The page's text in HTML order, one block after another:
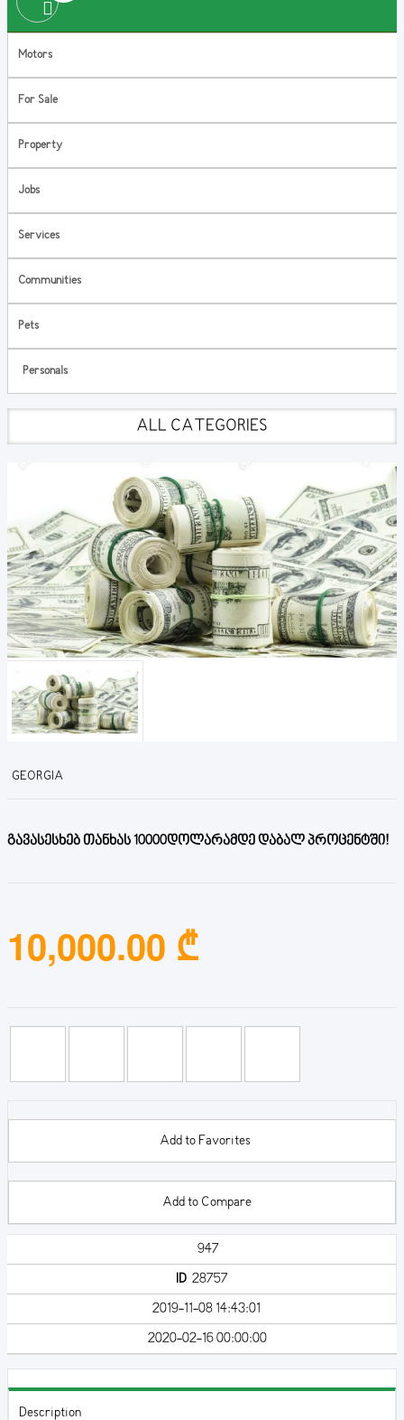
Motors
For Sale
Property
Jobs
Services
Communities
Pets
Personals
ALL CATEGORIES
GEORGIA
გავასესხებ თანხას 10000დოლარამდე დაბალ პროცენტში!
10,000.00 ₾
Add to Favorites
Add to Compare
947
ID28757
2019-11-08 14:43:01
2020-02-16 00:00:00
Description